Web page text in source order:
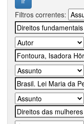
Filtros correntes: